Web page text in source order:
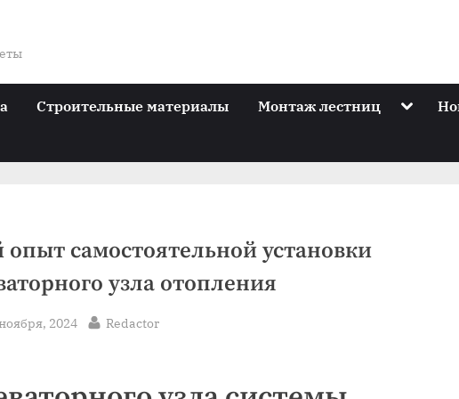
Строительные материалы Монтаж лестниц Toggle
самостоятельной установки
узла отопления
2024 By
Redactor